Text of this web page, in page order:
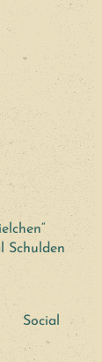
Schulden
Social